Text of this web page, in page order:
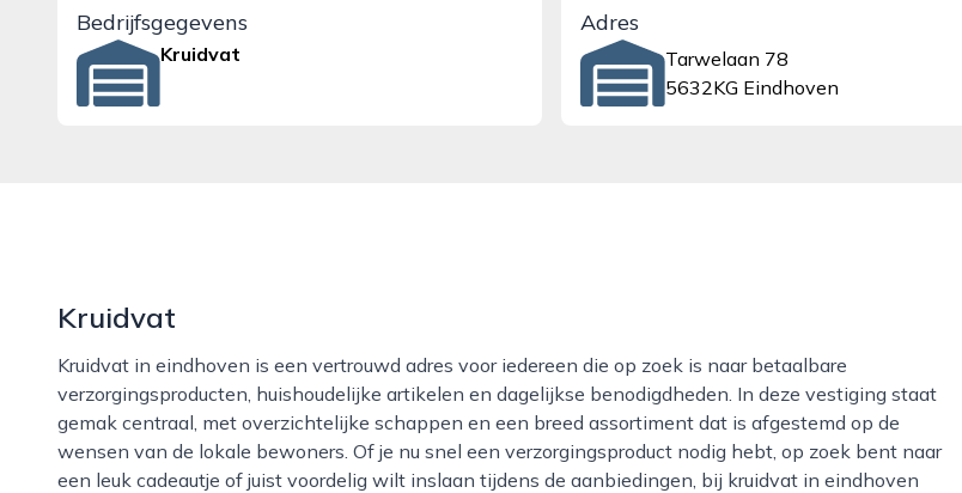
Bedrijfsgegevens
Kruidvat
Adres
Tarwelaan 78
5632KG Eindhoven
Kruidvat
Kruidvat in eindhoven is een vertrouwd adres voor iedereen die op zoek is naar betaalbare
verzorgingsproducten, huishoudelijke artikelen en dagelijkse benodigdheden. In deze vestiging staat
gemak centraal, met overzichtelijke schappen en een breed assortiment dat is afgestemd op de
wensen van de lokale bewoners. Of je nu snel een verzorgingsproduct nodig hebt, op zoek bent naar
een leuk cadeautje of juist voordelig wilt inslaan tijdens de aanbiedingen, bij kruidvat in eindhoven